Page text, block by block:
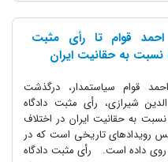
قوام تا رأی مثبت
نسبت به حقانیت ایران
قوام سیاستمدار،‌ درگذشت
شیرازی، رأی مثبت دادگاه
به حقانیت ایران در اختلاف
رویداد‌های تاریخی است که در
داده است. رأی مثبت دادگاه